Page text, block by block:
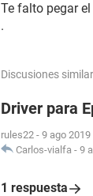
Te falto pegar
.
Discusiones
Driver para
rules22 - 9 ago
Carlos-vialfa - 9
1 respuesta